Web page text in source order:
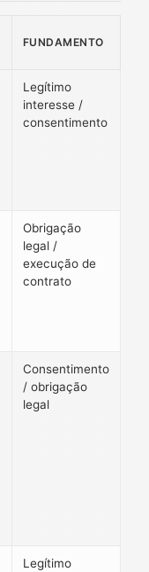
FUNDAMENTO
Legítimo
interesse /
consentimento
Obrigação
legal /
execução de
contrato
Consentimento
/ obrigação
legal
Legítimo